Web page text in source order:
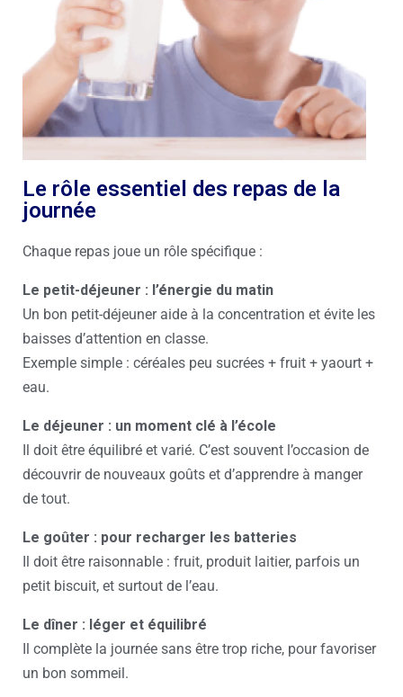
Le rôle essentiel des repas de la
journée
Chaque repas joue un rôle spécifique :
Le petit-déjeuner : l’énergie du matin
Un bon petit-déjeuner aide à la concentration et évite les
baisses d’attention en classe.
Exemple simple : céréales peu sucrées + fruit + yaourt +
eau.
Le déjeuner : un moment clé à l’école
Il doit être équilibré et varié. C’est souvent l’occasion de
découvrir de nouveaux goûts et d’apprendre à manger
de tout.
Le goûter : pour recharger les batteries
Il doit être raisonnable : fruit, produit laitier, parfois un
petit biscuit, et surtout de l’eau.
Le dîner : léger et équilibré
Il complète la journée sans être trop riche, pour favoriser
un bon sommeil.